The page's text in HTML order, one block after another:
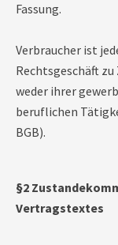
Fassung.
Verbraucher ist
Rechtsgeschäft
weder ihrer
beruflichen
BGB).
§2
Vertragstextes